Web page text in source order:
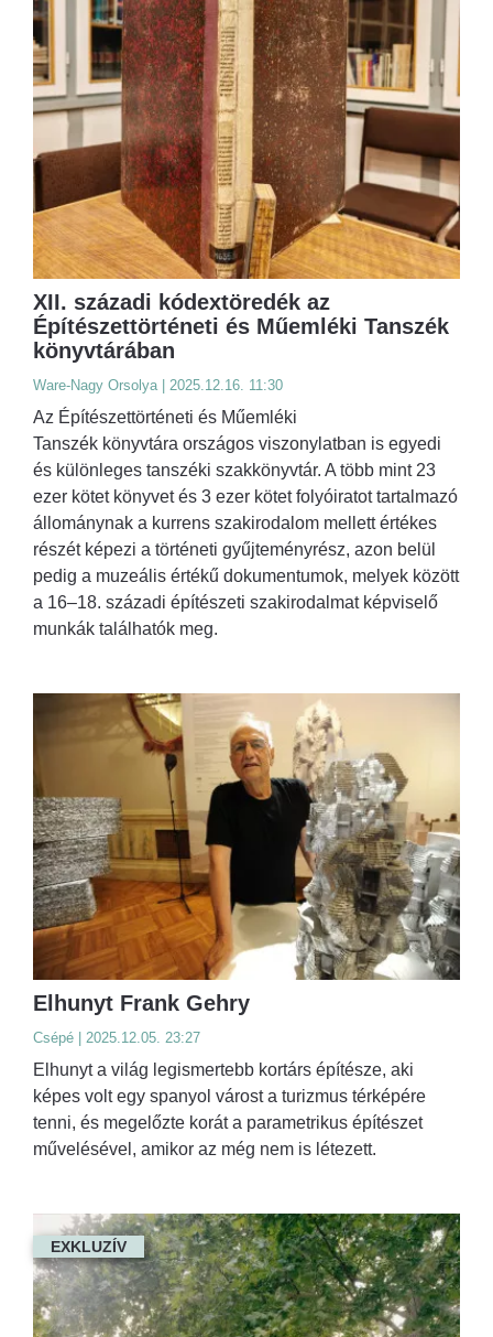
XII. századi kódextöredék az
Építészettörténeti és Műemléki Tanszék
könyvtárában
Ware-Nagy Orsolya | 2025.12.16. 11:30
Az Építészettörténeti és Műemléki
Tanszék könyvtára országos viszonylatban is egyedi
és különleges tanszéki szakkönyvtár. A több mint 23
ezer kötet könyvet és 3 ezer kötet folyóiratot tartalmazó
állománynak a kurrens szakirodalom mellett értékes
részét képezi a történeti gyűjteményrész, azon belül
pedig a muzeális értékű dokumentumok, melyek között
a 16–18. századi építészeti szakirodalmat képviselő
munkák találhatók meg.
Elhunyt Frank Gehry
Csépé | 2025.12.05. 23:27
Elhunyt a világ legismertebb kortárs építésze, aki
képes volt egy spanyol várost a turizmus térképére
tenni, és megelőzte korát a parametrikus építészet
művelésével, amikor az még nem is létezett.
EXKLUZÍV